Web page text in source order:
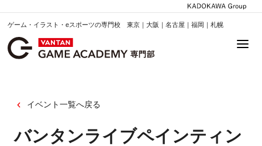
ゲーム・イラスト・eスポーツの専門校 東京｜大阪｜名古屋｜福岡｜札幌
イベント一覧へ戻る
バンタンライブペインティン